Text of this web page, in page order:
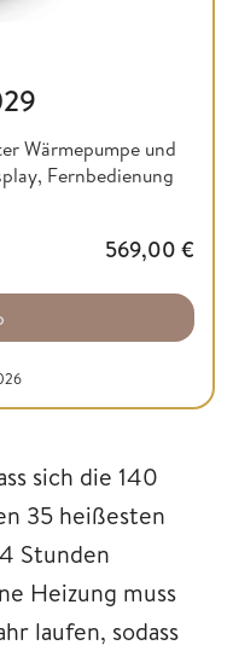
Wärmepumpe und
Fernbedienung
569,00 €
sich die 140
35 heißesten
Stunden
Heizung muss
laufen, sodass